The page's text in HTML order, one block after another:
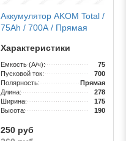
Аккумулятор AKOM Total /
75Ah / 700А / Прямая
Характеристики
Емкость (А/ч):
75
Пусковой ток:
700
Полярность:
Прямая
Длина:
278
Ширина:
175
Высота:
190
250 руб